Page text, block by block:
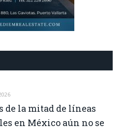
de la mitad de líneas
en México aún no se